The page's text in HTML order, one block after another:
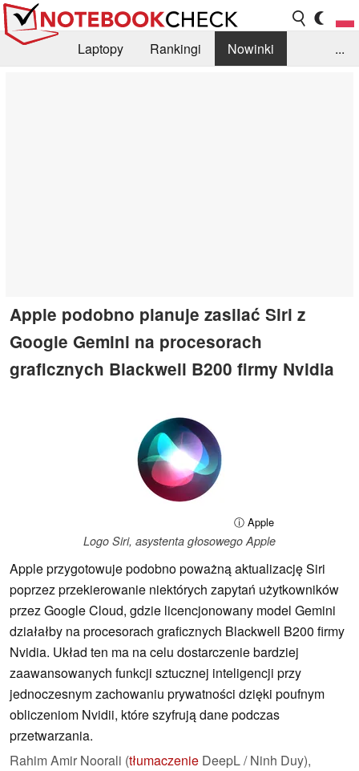
Laptopy Rankingi
Nowinki
...
Apple podobno planuje zasilać Siri z
Google Gemini na procesorach
graficznych Blackwell B200 firmy Nvidia
ⓘ Apple
Logo Siri, asystenta głosowego Apple
Apple przygotowuje podobno poważną aktualizację Siri
poprzez przekierowanie niektórych zapytań użytkowników
przez Google Cloud, gdzie licencjonowany model Gemini
działałby na procesorach graficznych Blackwell B200 firmy
Nvidia. Układ ten ma na celu dostarczenie bardziej
zaawansowanych funkcji sztucznej inteligencji przy
jednoczesnym zachowaniu prywatności dzięki poufnym
obliczeniom Nvidii, które szyfrują dane podczas
przetwarzania.
Rahim Amir Noorali (tłumaczenie DeepL / Ninh Duy),